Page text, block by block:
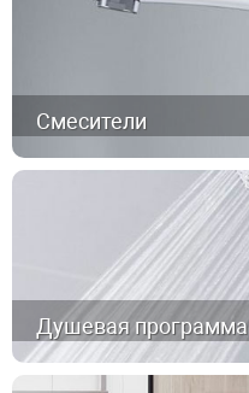
Смесители
Душевая программа